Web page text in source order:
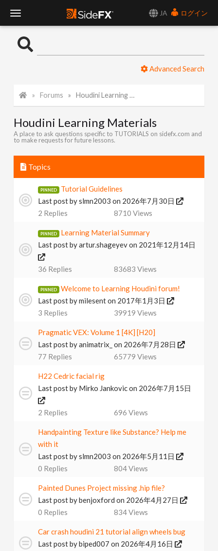
JA
ログイン
o
l
N
Advanced Search
Forums Houdini Learning Materials
Houdini Learning Materials
A place to ask questions specific to TUTORIALS on sidefx.com and
to make requests for future lessons.
Topics
Tutorial Guidelines
Last post byslmn2003 on 2026年7月30日
2 Replies 8710 Views
Learning Material Summary
Last post byartur.shageyevon 2021年12月14日
36 Replies 83683 Views
Welcome to Learning Houdini forum!
Last post bymilesenton 2017年1月3日
3 Replies 39919 Views
Pragmatic VEX: Volume 1 [4K] [H20]
Last post byanimatrix_ on 2026年7月28日
77 Replies 65779 Views
H22 Cedric facial rig
Last post by Mirko Jankovicon 2026年7月15日
2 Replies 696 Views
Handpainting Texture like Substance? Help me
with it
Last post byslmn2003 on 2026年5月11日
0 Replies 804Views
Painted Dunes Project missing .hip file?
Last post bybenjoxford on 2026年4月27日
0 Replies 834Views
Car crash houdini 21 tutorial align wheels bug
Last post bybiped007 on 2026年4月16日